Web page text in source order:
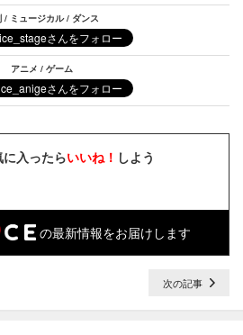
/ ミュージカル / ダンス
アニメ / ゲーム
入ったらいいね！ しよう
の最新情報をお届けします
次の記事